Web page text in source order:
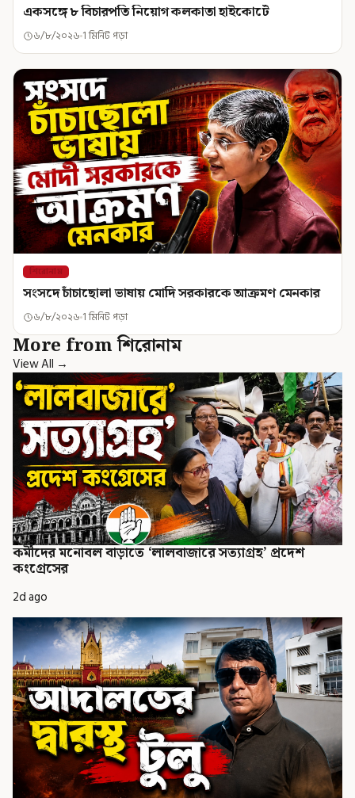
একসঙ্গে ৮ বিচারপতি নিয়োগ কলকাতা হাইকোর্টে
৬/৮/২০২৬ 1 মিনিট পড়া
শিরোনাম
সংসদে চাঁচাছোলা ভাষায় মোদি সরকারকে আক্রমণ মেনকার
৬/৮/২০২৬ 1 মিনিট পড়া
More from শিরোনাম
View All →
কর্মীদের মনোবল বাড়াতে ‘লালবাজারে সত্যাগ্রহ’ প্রদেশ
কংগ্রেসের
2d ago